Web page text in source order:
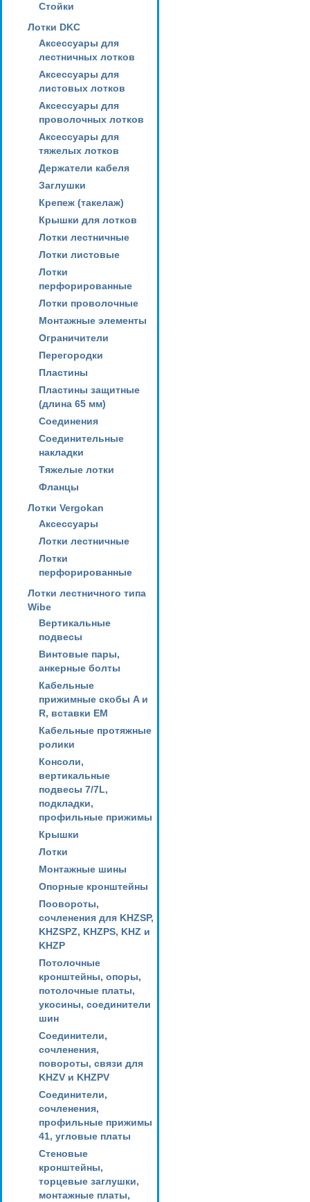
Стойки
Лотки DKC
Аксессуары для
лестничных лотков
Аксессуары для
листовых лотков
Аксессуары для
проволочных лотков
Аксессуары для
тяжелых лотков
Держатели кабеля
Заглушки
Крепеж (такелаж)
Крышки для лотков
Лотки лестничные
Лотки листовые
Лотки
перфорированные
Лотки проволочные
Монтажные элементы
Ограничители
Перегородки
Пластины
Пластины защитные
(длина 65 мм)
Соединения
Соединительные
накладки
Тяжелые лотки
Фланцы
Лотки Vergokan
Аксессуары
Лотки лестничные
Лотки
перфорированные
Лотки лестничного типа
Wibe
Вертикальные
подвесы
Винтовые пары,
анкерные болты
Кабельные
прижимные скобы A и
R, вставки EM
Кабельные протяжные
ролики
Консоли,
вертикальные
подвесы 7/7L,
подкладки,
профильные прижимы
Крышки
Лотки
Монтажные шины
Опорные кронштейны
Поовороты,
сочленения для KHZSP,
KHZSPZ, KHZPS, KHZ и
KHZP
Потолочные
кронштейны, опоры,
потолочные платы,
укосины, соединители
шин
Соединители,
сочленения,
повороты, связи для
KHZV и KHZPV
Соединители,
сочленения,
профильные прижимы
41, угловые платы
Стеновые
кронштейны,
торцевые заглушки,
монтажные платы,